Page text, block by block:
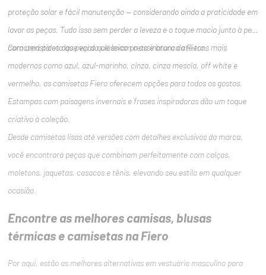
proteção solar e fácil manutenção — considerando ainda a praticidade em
lavar as peças. Tudo isso sem perder a leveza e o toque macio junto à pele
característicos das peças que levam a assinatura da Fiero.
Com uma paleta que vai do clássico preto e branco até tons mais
modernos como azul, azul-marinho, cinza, cinza mescla, off white e
vermelho, as camisetas Fiero oferecem opções para todos os gostos.
Estampas com paisagens invernais e frases inspiradoras dão um toque
criativo à coleção.
Desde camisetas lisas até versões com detalhes exclusivos da marca,
você encontrará peças que combinam perfeitamente com calças,
moletons, jaquetas, casacos e tênis, elevando seu estilo em qualquer
ocasião.
Encontre as melhores camisas, blusas
térmicas e camisetas na Fiero
Por aqui, estão as melhores alternativas em vestuário masculino para